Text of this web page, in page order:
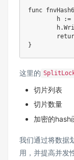
func
	h
:=
	h
.
}
这里的
切片列表
切片数量
加密的hash
我们通过将数据
用，并提高并发